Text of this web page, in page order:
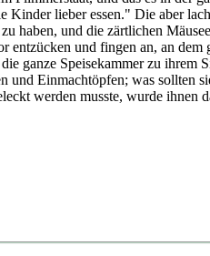
lieber essen." Die aber
haben, und die zärtlichen
und fingen an, an
ganze Speisekammer zu
Einmachtöpfen; was sollten
werden musste, wurde ihnen